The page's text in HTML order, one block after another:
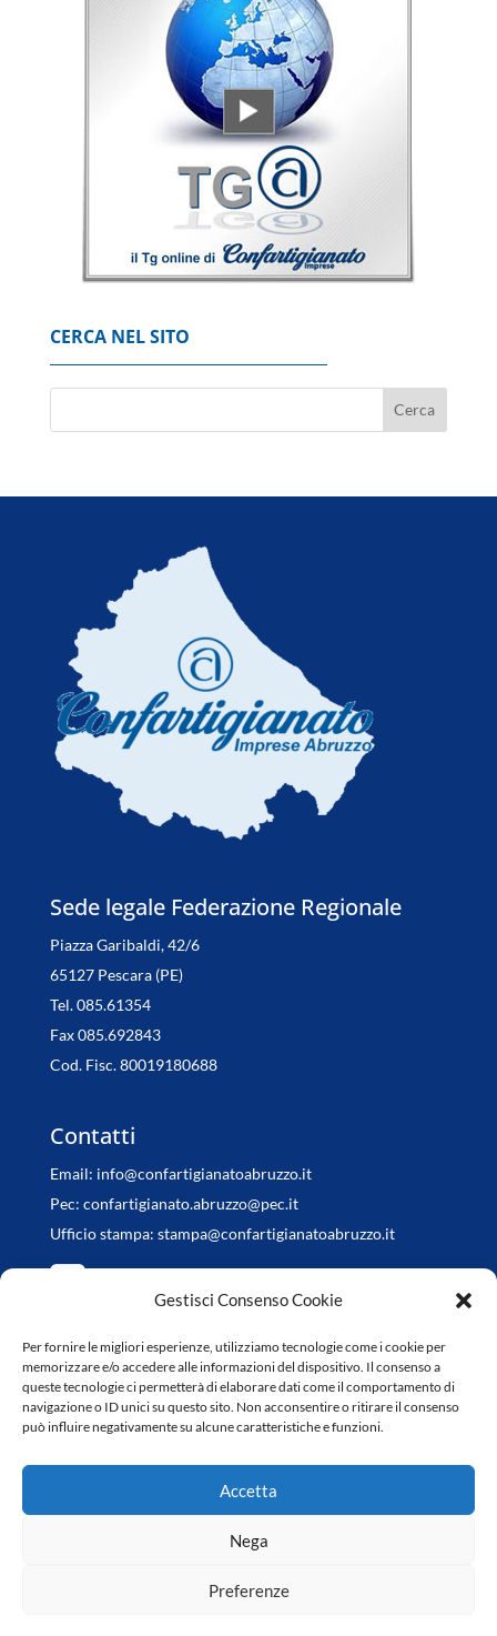
Gestisci Consenso Cookie
Per fornire le migliori esperienze, utilizziamo tecnologie come i cookie per
memorizzare e/o accedere alle informazioni del dispositivo. Il consenso a
queste tecnologie ci permetterà di elaborare dati come il comportamento di
navigazione o ID unici su questo sito. Non acconsentire o ritirare il consenso
può influire negativamente su alcune caratteristiche e funzioni.
Accetta
Nega
Preferenze
Pnrr presentata da Italia
Ita, nel semestre perde 140 milioni, ma
'procede nella direzione giusta'
Siccità, costi triplicati per l'Italia con 2 gradi
in più
All'Italia la siccità può costare fino a 74
7 Agosto 2026
CERCA NEL SITO
Sede legale Federazione Regionale
Piazza Garibaldi, 42/6
65127 Pescara (PE)
Tel. 085.61354
Fax 085.692843
Cod. Fisc. 80019180688
Contatti
Email: info@confartigianatoabruzzo.it
Pec: confartigianato.abruzzo@pec.it
Ufficio stampa: stampa@confartigianatoabruzzo.it
Orari di apertura
da Lunedì a Venerdì
8.30-13.00 / 14.30-18.00